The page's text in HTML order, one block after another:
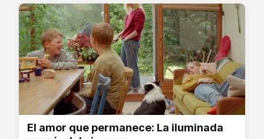
El amor que permanece: La iluminada